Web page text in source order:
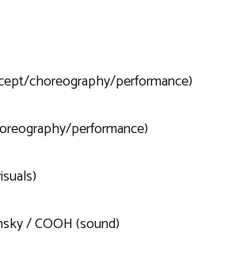
choreography/performance)
performance)
/ COOH (sound)